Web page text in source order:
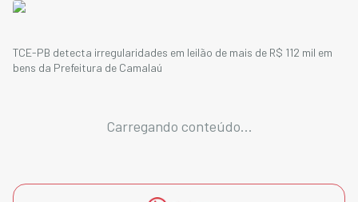
TCE-PB detecta irregularidades em leilão de mais de R$ 112 mil em
bens da Prefeitura de Camalaú
Carregando conteúdo...